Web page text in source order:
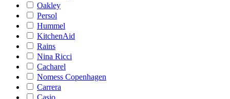
Oakley
Persol
Hummel
KitchenAid
Rains
Nina Ricci
Cacharel
Nomess Copenhagen
Carrera
Casio